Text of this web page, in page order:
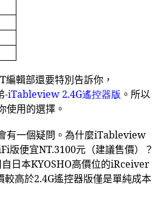
編輯部還要特別告訴你，
-iTableview 2.4G遙控器版 。所以
使用的選擇。
有一個疑問。為什麼iTableview
版便宜NT.3100元（建議售價）？
日本KYOSHO高價位的iRceiver
較高於2.4G遙控器版僅是單純成本